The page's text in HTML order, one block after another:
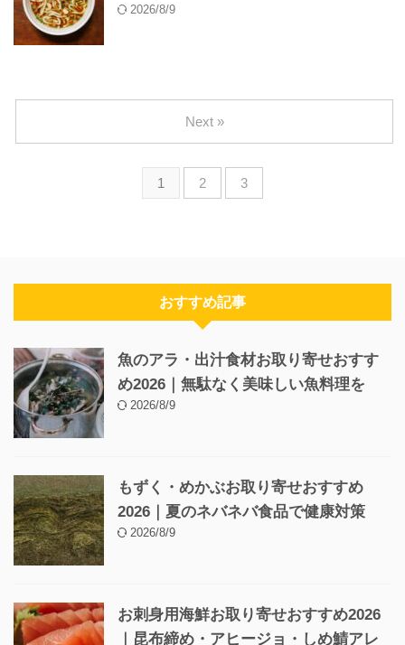
2026/8/9
1 2 3
Next »
おすすめ記事
魚のアラ・出汁食材お取り寄せおすす
め2026｜無駄なく美味しい魚料理を
2026/8/9
もずく・めかぶお取り寄せおすすめ
2026｜夏のネバネバ食品で健康対策
2026/8/9
お刺身用海鮮お取り寄せおすすめ2026
｜昆布締め・アヒージョ・しめ鯖アレ